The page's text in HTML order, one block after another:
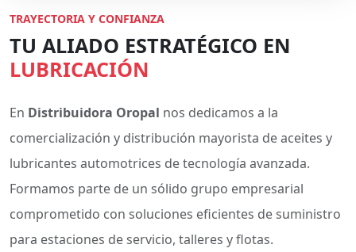
TRAYECTORIA Y CONFIANZA
TU ALIADO ESTRATÉGICO EN
LUBRICACIÓN
En Distribuidora Oropal nos dedicamos a la
comercialización y distribución mayorista de aceites y
lubricantes automotrices de tecnología avanzada.
Formamos parte de un sólido grupo empresarial
comprometido con soluciones eficientes de suministro
para estaciones de servicio, talleres y flotas.